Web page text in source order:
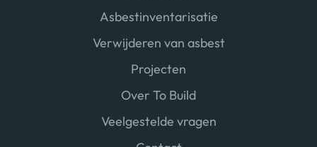
Asbestinventarisatie
Verwijderen van asbest
Projecten
Over To Build
Veelgestelde vragen